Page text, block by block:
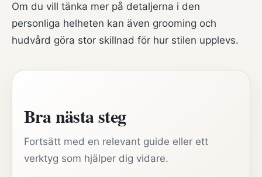
Om du vill tänka mer på detaljerna i den
personliga helheten kan även grooming och
hudvård göra stor skillnad för hur stilen upplevs.
Bra nästa steg
Fortsätt med en relevant guide eller ett
verktyg som hjälper dig vidare.